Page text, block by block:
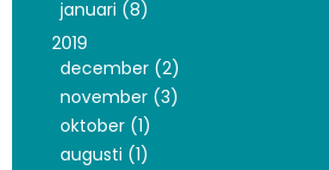
januari (8)
2019
december (2)
november (3)
oktober (1)
augusti (1)